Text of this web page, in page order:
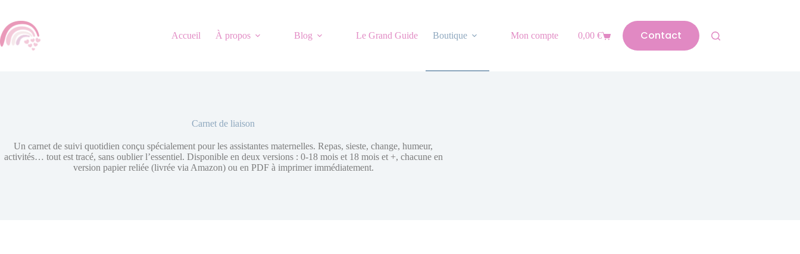
Accueil À propos Blog Le Grand Guide Boutique Mon compte 0,00 € Contact
Carnet de liaison
Un carnet de suivi quotidien conçu spécialement pour les assistantes maternelles. Repas, sieste, change, humeur,
activités… tout est tracé, sans oublier l’essentiel. Disponible en deux versions : 0-18 mois et 18 mois et +, chacune en
version papier reliée (livrée via Amazon) ou en PDF à imprimer immédiatement.